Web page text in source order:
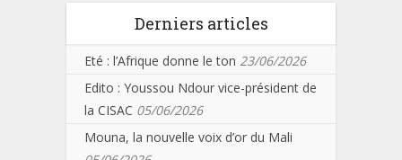
Derniers articles
Eté : l’Afrique donne le ton 23/06/2026
Edito : Youssou Ndour vice-président de
la CISAC 05/06/2026
Mouna, la nouvelle voix d’or du Mali